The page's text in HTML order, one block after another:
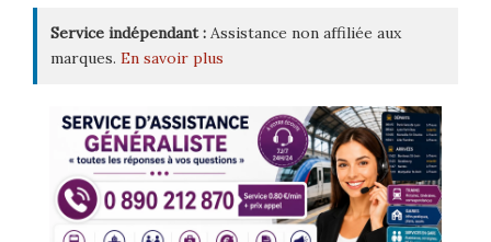
Service indépendant : Assistance non affiliée aux
marques. En savoir plus